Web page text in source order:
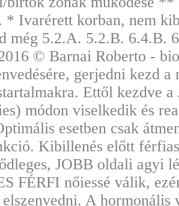
* Ivarérett korban, nem
még 5.2.A. 5.2.B. 6.4.B.
© Barnai Roberto -
gerjedni kezd
Ettől kezdve
módon viselkedik és
esetben csak
Kibillenés előtt
JOBB oldali agyi
FÉRFI nőiessé válik,
A hormonális